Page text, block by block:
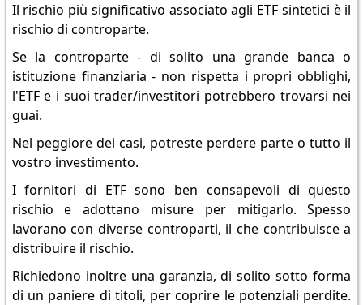
Il rischio più significativo associato agli ETF sintetici è il
rischio di controparte.
Se la controparte - di solito una grande banca o
istituzione finanziaria - non rispetta i propri obblighi,
l'ETF e i suoi trader/investitori potrebbero trovarsi nei
guai.
Nel peggiore dei casi, potreste perdere parte o tutto il
vostro investimento.
I fornitori di ETF sono ben consapevoli di questo
rischio e adottano misure per mitigarlo. Spesso
lavorano con diverse controparti, il che contribuisce a
distribuire il rischio.
Richiedono inoltre una garanzia, di solito sotto forma
di un paniere di titoli, per coprire le potenziali perdite.